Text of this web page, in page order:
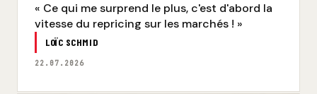
« Ce qui me surprend le plus, c'est d'abord la
vitesse du repricing sur les marchés ! »
LOÏC SCHMID
22.07.2026